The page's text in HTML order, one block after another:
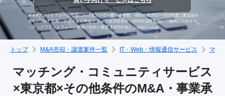
成約事例
M&A専門家の方へ
※M＆Aプラットフォーム市場におけるユーザー数・案件数・成約件数2021〜2025年度（見込値を
含む） No.1出典：デロイトトーマツ ミック経済研究所（2025年11月発刊）「国内ビジネスマ
ッチングプラットフォーム市場の現状と展望【2025年版】」 (mic-r.co.jp)
トップ M&A売却・譲渡案件一覧 IT・Web・情報通信サービス マッ
マッチング・コミュニティサービス
×東京都×その他条件のM&A・事業承